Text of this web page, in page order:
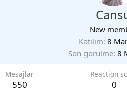
New
Katılım 8
Son görülme 8
Mesajlar
550
Reaction
0